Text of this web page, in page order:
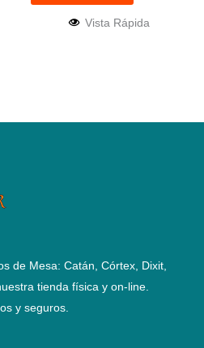
Vista Rápida
de Mesa: Catán, Córtex, Dixit,
tienda física y on-line.
y seguros